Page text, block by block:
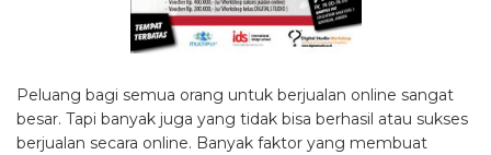
Peluang bagi semua orang untuk berjualan online sangat
besar. Tapi banyak juga yang tidak bisa berhasil atau sukses
berjualan secara online. Banyak faktor yang membuat